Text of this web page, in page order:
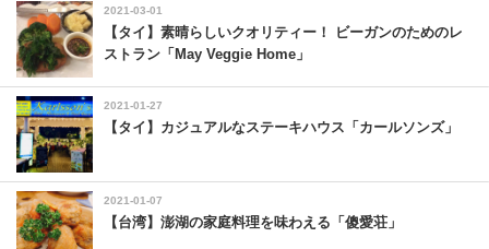
2021-03-01
【タイ】素晴らしいクオリティー！ ビーガンのためのレ
ストラン「May Veggie Home」
2021-01-27
【タイ】カジュアルなステーキハウス「カールソンズ」
2021-01-07
【台湾】澎湖の家庭料理を味わえる「傻愛荘」